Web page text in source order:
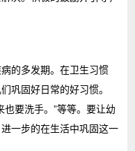
的多发期。在卫生习惯
巩固好日常的好习惯。
要洗手。”等等。要让幼
一步的在生活中巩固这一